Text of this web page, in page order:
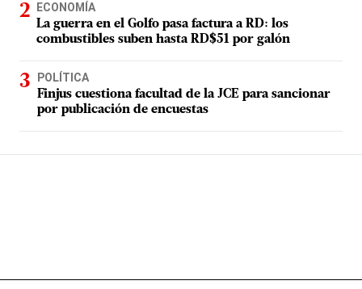
ECONOMÍA
La guerra en el Golfo pasa factura a RD: los
combustibles suben hasta RD$51 por galón
POLÍTICA
Finjus cuestiona facultad de la JCE para sancionar
por publicación de encuestas